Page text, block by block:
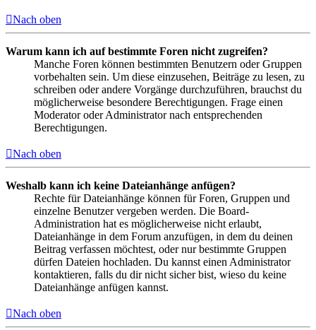
Nach oben
Warum kann ich auf bestimmte Foren nicht zugreifen?
Manche Foren können bestimmten Benutzern oder Gruppen
vorbehalten sein. Um diese einzusehen, Beiträge zu lesen, zu
schreiben oder andere Vorgänge durchzuführen, brauchst du
möglicherweise besondere Berechtigungen. Frage einen
Moderator oder Administrator nach entsprechenden
Berechtigungen.
Nach oben
Weshalb kann ich keine Dateianhänge anfügen?
Rechte für Dateianhänge können für Foren, Gruppen und
einzelne Benutzer vergeben werden. Die Board-
Administration hat es möglicherweise nicht erlaubt,
Dateianhänge in dem Forum anzufügen, in dem du deinen
Beitrag verfassen möchtest, oder nur bestimmte Gruppen
dürfen Dateien hochladen. Du kannst einen Administrator
kontaktieren, falls du dir nicht sicher bist, wieso du keine
Dateianhänge anfügen kannst.
Nach oben